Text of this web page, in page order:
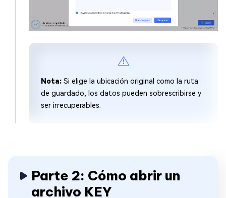
Nota: Si elige la ubicación original como la ruta
de guardado, los datos pueden sobrescribirse y
ser irrecuperables.
Parte 2: Cómo abrir un
archivo KEY